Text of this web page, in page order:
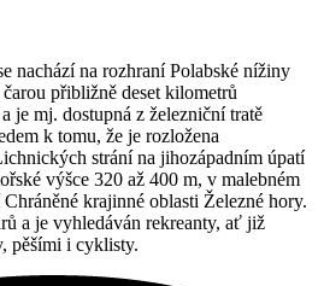
nachází na rozhraní Polabské nížiny
přibližně deset kilometrů
je mj. dostupná z železniční tratě
k tomu, že je rozložena
strání na jihozápadním úpatí
výšce 320 až 400 m, v malebném
krajinné oblasti Železné hory.
a je vyhledáván rekreanty, ať již
pěšími i cyklisty.